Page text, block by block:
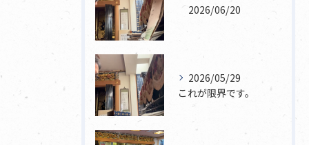
2026/06/20
2026/05/29
これが限界です。